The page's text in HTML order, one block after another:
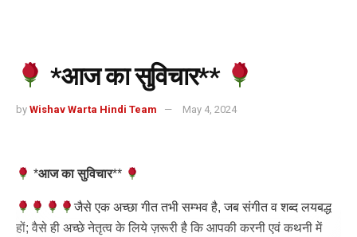
*आज का सुविचार**
by Wishav Warta Hindi Team May 4, 2024
*आज का सुविचार**
जैसे एक अच्छा गीत तभी सम्भव है, जब संगीत व शब्द लयबद्ध
हों; वैसे ही अच्छे नेतृत्व के लिये ज़रूरी है कि आपकी करनी एवं कथनी में